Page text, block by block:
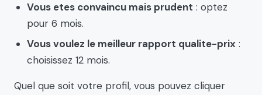
Vous etes convaincu mais prudent : optez
pour 6 mois.
Vous voulez le meilleur rapport qualite-prix :
choisissez 12 mois.
Quel que soit votre profil, vous pouvez cliquer